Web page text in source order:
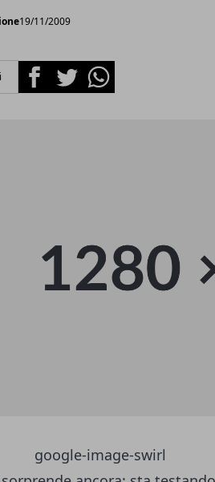
19/11/2009
FacebookTwitterWhatsapp